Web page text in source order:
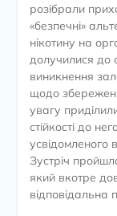
розібрали
«безпечні»
нікотину на
долучилися до
виникнення
щодо
увагу
стійкості до
усвідомленого
Зустріч
який вкотре
відповідальна